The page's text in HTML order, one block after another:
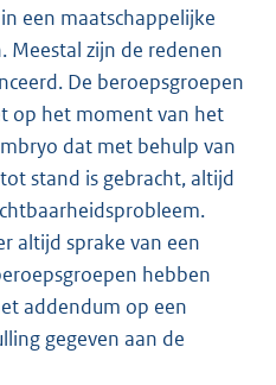
een maatschappelijke
Meestal zijn de redenen
De beroepsgroepen
op het moment van het
dat met behulp van
stand is gebracht, altijd
altijd sprake van een
hebben
addendum op een
gegeven aan de